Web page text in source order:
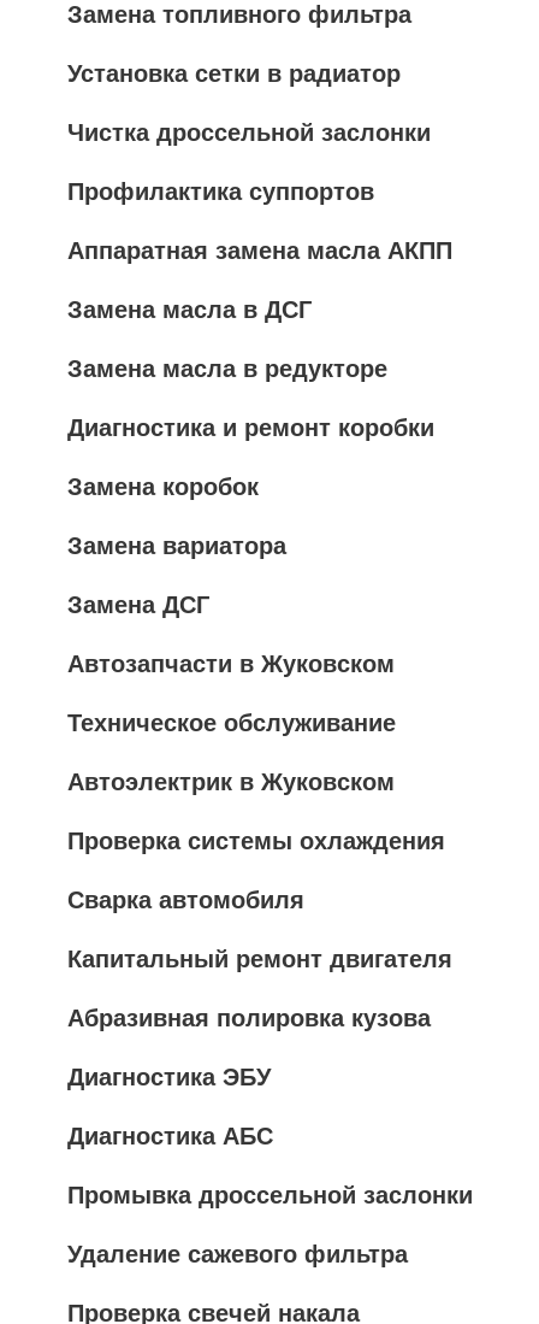
Замена топливного фильтра
Установка сетки в радиатор
Чистка дроссельной заслонки
Профилактика суппортов
Аппаратная замена масла АКПП
Замена масла в ДСГ
Замена масла в редукторе
Диагностика и ремонт коробки
Замена коробок
Замена вариатора
Замена ДСГ
Автозапчасти в Жуковском
Техническое обслуживание
Автоэлектрик в Жуковском
Проверка системы охлаждения
Сварка автомобиля
Капитальный ремонт двигателя
Абразивная полировка кузова
Диагностика ЭБУ
Диагностика АБС
Промывка дроссельной заслонки
Удаление сажевого фильтра
Проверка свечей накала